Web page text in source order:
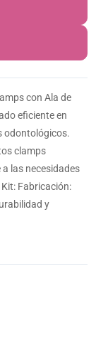
con Ala de
eficiente en
odontológicos.
clamps
las necesidades
Fabricación:
y